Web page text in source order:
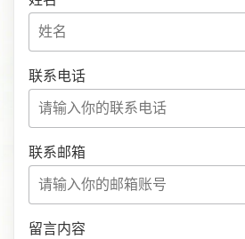
联系电话
联系邮箱
留言内容